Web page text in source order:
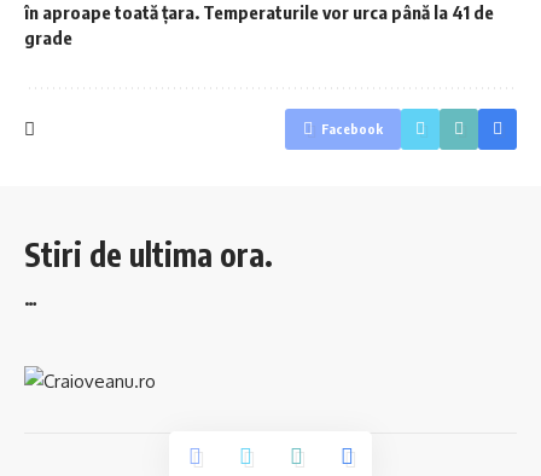
în aproape toată țara. Temperaturile vor urca până la 41 de
grade
Facebook
Stiri de ultima ora.
…
© 2023 Craioveanu.ro